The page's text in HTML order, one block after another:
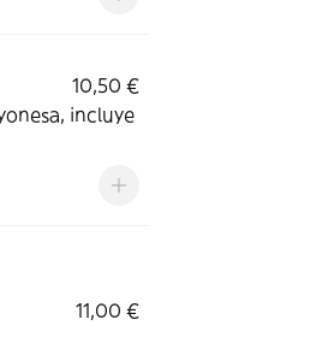
10,50 €
incluye
11,00 €